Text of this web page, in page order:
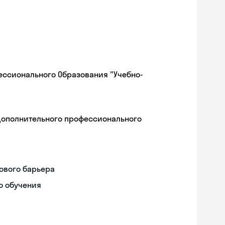
Образования "Учебно-
профессионального
барьера
обучения